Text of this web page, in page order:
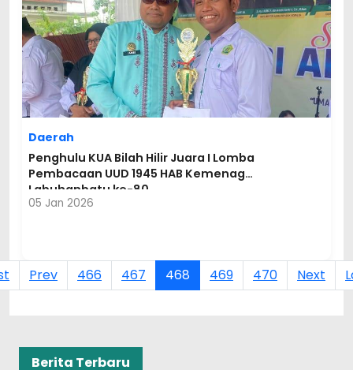
Daerah
Penghulu KUA Bilah Hilir Juara I Lomba
Pembacaan UUD 1945 HAB Kemenag
Labuhanbatu ke-80
05 Jan 2026
Prev 466 467 468 469 470 Next
Berita Terbaru